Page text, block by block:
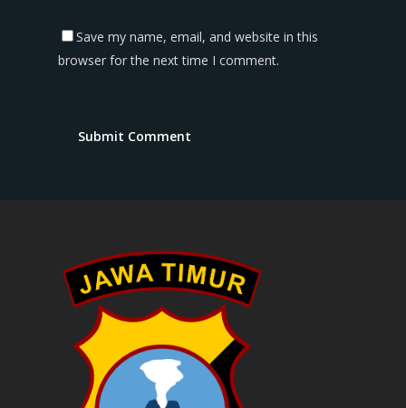
Save my name, email, and website in this
browser for the next time I comment.